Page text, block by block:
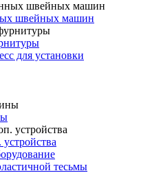
швейных машин
для установки
тесьмы